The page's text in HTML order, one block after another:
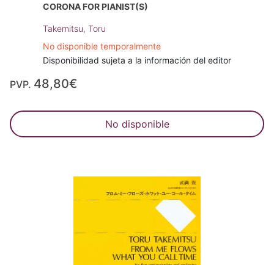
CORONA FOR PIANIST(S)
Takemitsu, Toru
No disponible temporalmente
Disponibilidad sujeta a la información del editor
PVP. 48,80€
No disponible